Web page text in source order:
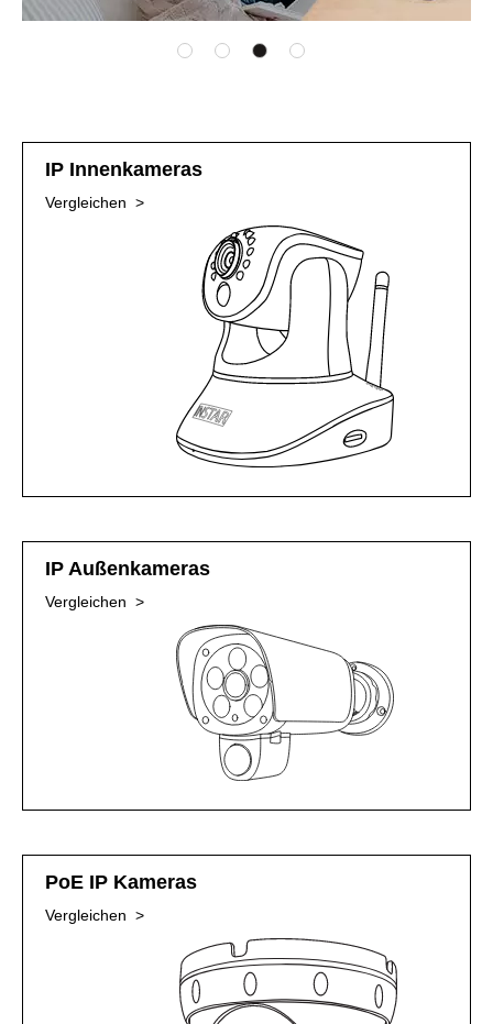
IP Innenkameras
Vergleichen >
IP Außenkameras
Vergleichen >
PoE IP Kameras
Vergleichen >